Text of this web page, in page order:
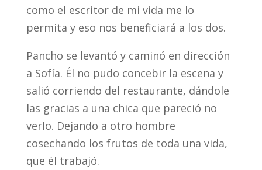
como el escritor de mi vida me lo
permita y eso nos beneficiará a los dos.
Pancho se levantó y caminó en dirección
a Sofía. Él no pudo concebir la escena y
salió corriendo del restaurante, dándole
las gracias a una chica que pareció no
verlo. Dejando a otro hombre
cosechando los frutos de toda una vida,
que él trabajó.